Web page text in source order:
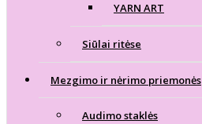
YARN ART
Siūlai ritėse
Mezgimo ir nėrimo priemonės
Audimo staklės